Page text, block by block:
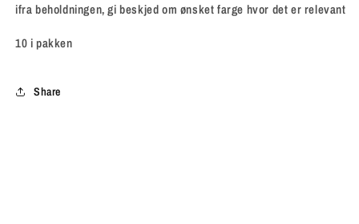
ifra beholdningen, gi beskjed om ønsket farge hvor det er relevant
10 i pakken
Share